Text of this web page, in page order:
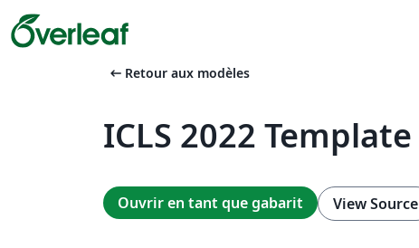
arrow_left_alt Retour aux modèles
ICLS 2022 Template
Ouvrir en tant que gabarit View Source